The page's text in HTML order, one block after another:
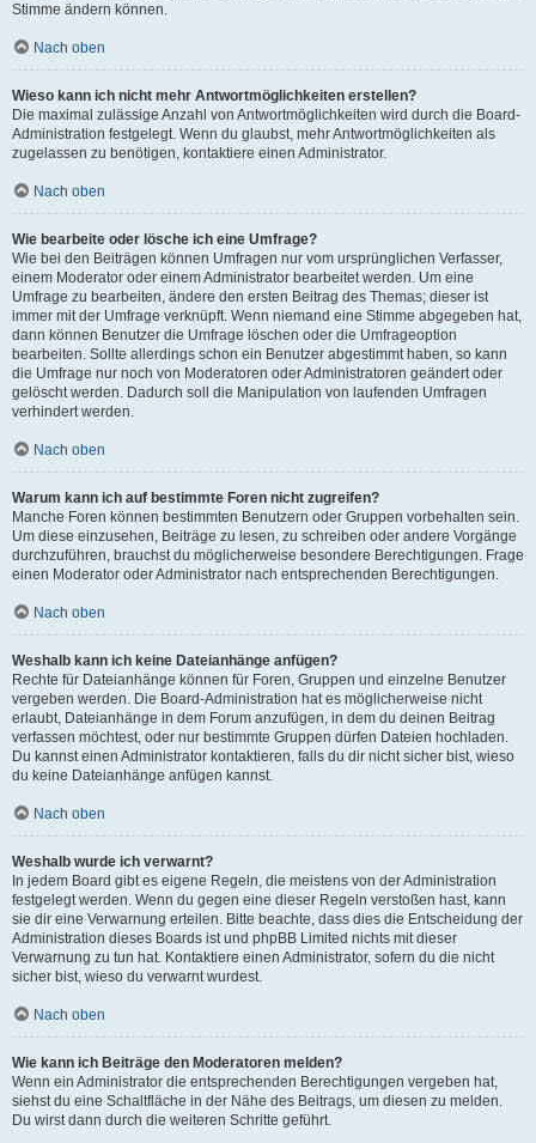
Stimme ändern können.
Nach oben
Wieso kann ich nicht mehr Antwortmöglichkeiten erstellen?
Die maximal zulässige Anzahl von Antwortmöglichkeiten wird durch die Board-
Administration festgelegt. Wenn du glaubst, mehr Antwortmöglichkeiten als
zugelassen zu benötigen, kontaktiere einen Administrator.
Nach oben
Wie bearbeite oder lösche ich eine Umfrage?
Wie bei den Beiträgen können Umfragen nur vom ursprünglichen Verfasser,
einem Moderator oder einem Administrator bearbeitet werden. Um eine
Umfrage zu bearbeiten, ändere den ersten Beitrag des Themas; dieser ist
immer mit der Umfrage verknüpft. Wenn niemand eine Stimme abgegeben hat,
dann können Benutzer die Umfrage löschen oder die Umfrageoption
bearbeiten. Sollte allerdings schon ein Benutzer abgestimmt haben, so kann
die Umfrage nur noch von Moderatoren oder Administratoren geändert oder
gelöscht werden. Dadurch soll die Manipulation von laufenden Umfragen
verhindert werden.
Nach oben
Warum kann ich auf bestimmte Foren nicht zugreifen?
Manche Foren können bestimmten Benutzern oder Gruppen vorbehalten sein.
Um diese einzusehen, Beiträge zu lesen, zu schreiben oder andere Vorgänge
durchzuführen, brauchst du möglicherweise besondere Berechtigungen. Frage
einen Moderator oder Administrator nach entsprechenden Berechtigungen.
Nach oben
Weshalb kann ich keine Dateianhänge anfügen?
Rechte für Dateianhänge können für Foren, Gruppen und einzelne Benutzer
vergeben werden. Die Board-Administration hat es möglicherweise nicht
erlaubt, Dateianhänge in dem Forum anzufügen, in dem du deinen Beitrag
verfassen möchtest, oder nur bestimmte Gruppen dürfen Dateien hochladen.
Du kannst einen Administrator kontaktieren, falls du dir nicht sicher bist, wieso
du keine Dateianhänge anfügen kannst.
Nach oben
Weshalb wurde ich verwarnt?
In jedem Board gibt es eigene Regeln, die meistens von der Administration
festgelegt werden. Wenn du gegen eine dieser Regeln verstoßen hast, kann
sie dir eine Verwarnung erteilen. Bitte beachte, dass dies die Entscheidung der
Administration dieses Boards ist und phpBB Limited nichts mit dieser
Verwarnung zu tun hat. Kontaktiere einen Administrator, sofern du die nicht
sicher bist, wieso du verwarnt wurdest.
Nach oben
Wie kann ich Beiträge den Moderatoren melden?
Wenn ein Administrator die entsprechenden Berechtigungen vergeben hat,
siehst du eine Schaltfläche in der Nähe des Beitrags, um diesen zu melden.
Du wirst dann durch die weiteren Schritte geführt.